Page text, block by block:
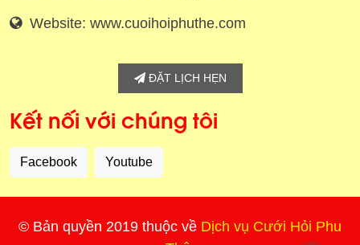
Website: www.cuoihoiphuthe.com
ĐẶT LỊCH HẸN
Kết nối với chúng tôi
Facebook Youtube
© Bản quyền 2019 thuộc về Dịch vụ Cưới Hỏi Phu